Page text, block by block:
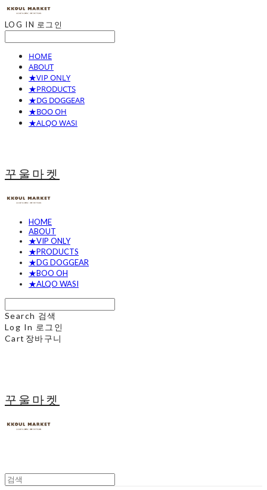
LOG IN 로그인
HOME
ABOUT
★VIP ONLY
★PRODUCTS
★DG DOGGEAR
★BOO OH
★ALQO WASI
꾸울마켓
HOME
ABOUT
★VIP ONLY
★PRODUCTS
★DG DOGGEAR
★BOO OH
★ALQO WASI
Search 검색
Log In 로그인
Cart 장바구니
꾸울마켓